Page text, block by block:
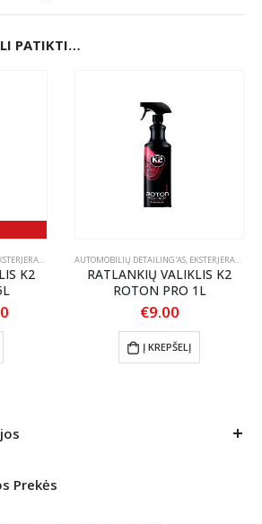
PATIKTI…
, RATLANKIŲ PRIEŽIŪRA
K2
AUTOMOBILIŲ DETAILING'AS, EKSTERJERAS ,
RATLANKIŲ VALIKLIS K2
ROTON PRO 1L
€9.00
Į KREPŠELĮ
Prekės